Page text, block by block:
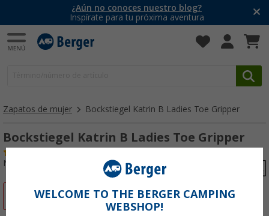
¿Aún no conoces nuestro blog?
Inspírate para tu próxima aventura
Zapatos de mujer Bockstiegel Katrin B Ladies Toe Gripper
Bockstiegel Katrin B Ladies Toe Gripper
Nº de artículo 69096041
-41%WELCOME TO THE BERGER CAMPING
WEBSHOP!